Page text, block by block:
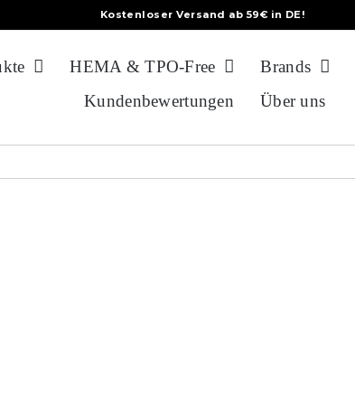
Kostenloser Versand ab 59€ in DE!
HEMA & TPO-Free Brands
Kundenbewertungen
Über uns